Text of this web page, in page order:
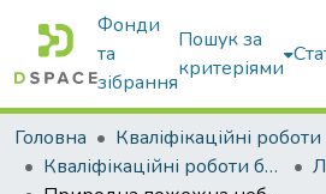
Фонди
та
зібрання
Пошук за
критеріями
Головна
Кваліфікаційні роботи
Кваліфікаційні роботи бакалаврів